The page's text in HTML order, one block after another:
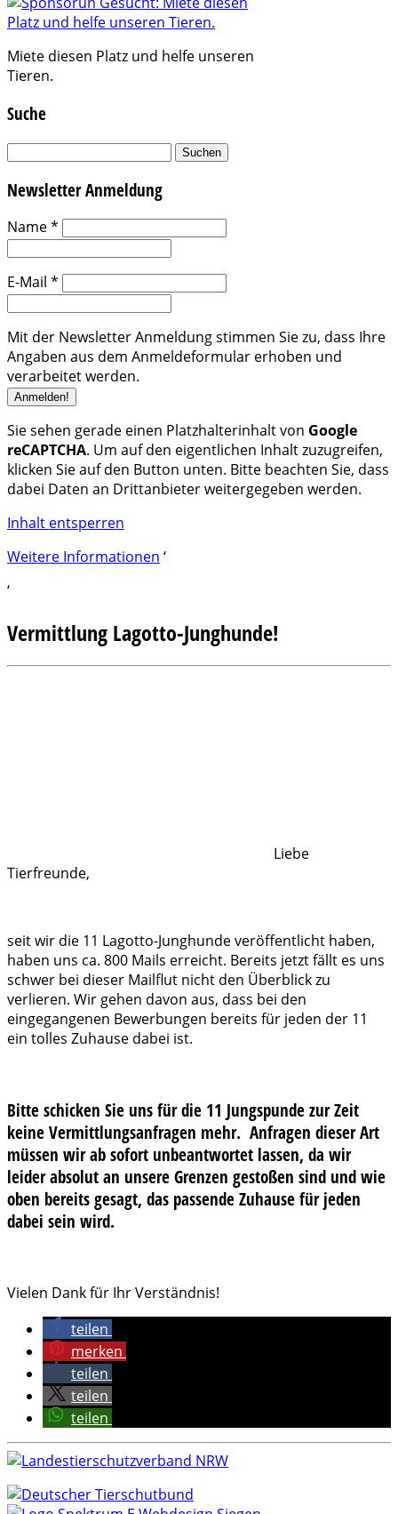
Miete diesen Platz und helfe unseren
Tieren.
Suche
Suchen
Newsletter Anmeldung
Name*
E-Mail *
Mit der Newsletter Anmeldung stimmen Sie zu, dass Ihre
Angaben aus dem Anmeldeformular erhoben und
verarbeitet werden.
Sie sehen gerade einen Platzhalterinhalt von Google
reCAPTCHA. Um auf den eigentlichen Inhalt zuzugreifen,
klicken Sie auf den Button unten. Bitte beachten Sie, dass
dabei Daten an Drittanbieter weitergegeben werden.
Inhalt entsperren
Weitere Informationen ‘
‘
Vermittlung Lagotto-Junghunde!
Liebe
Tierfreunde,
seit wir die 11 Lagotto-Junghunde veröffentlicht haben,
haben uns ca. 800 Mails erreicht. Bereits jetzt fällt es uns
schwer bei dieser Mailflut nicht den Überblick zu
verlieren. Wir gehen davon aus, dass bei den
eingegangenen Bewerbungen bereits für jeden der 11
ein tolles Zuhause dabei ist.
Bitte schicken Sie uns für die 11 Jungspunde zur Zeit
keine Vermittlungsanfragen mehr. Anfragen dieser Art
müssen wir ab sofort unbeantwortet lassen, da wir
leider absolut an unsere Grenzen gestoßen sind und wie
oben bereits gesagt, das passende Zuhause für jeden
dabei sein wird.
Vielen Dank für Ihr Verständnis!
teilen
merken
teilen
teilen
teilen